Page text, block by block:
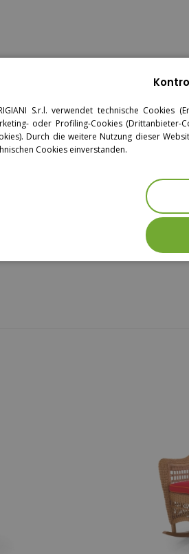
CLASSICA
S.r.l. verwendet technische Cookies
oder Profiling-Cookies (Drittanbieter-
Durch die weitere Nutzung dieser
Cookies einverstanden.